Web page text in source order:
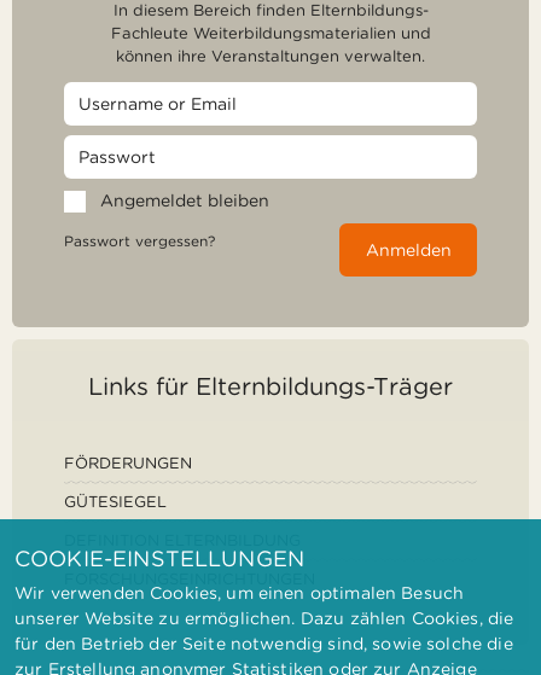
In diesem Bereich finden Elternbildungs-
Fachleute Weiterbildungsmaterialien und
können ihre Veranstaltungen verwalten.
Angemeldet bleiben
Passwort vergessen? Anmelden
Links für Elternbildungs-Träger
FÖRDERUNGEN
GÜTESIEGEL
COOKIE-EINSTELLUNGEN
Wir verwenden Cookies, um einen optimalen Besuch
unserer Website zu ermöglichen. Dazu zählen Cookies, die
für den Betrieb der Seite notwendig sind, sowie solche die
zur Erstellung anonymer Statistiken oder zur Anzeige